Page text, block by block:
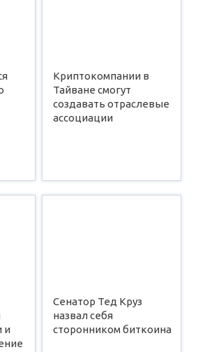
Криптокомпании в
Тайване смогут
создавать отраслевые
ассоциации
и
Сенатор Тед Круз
назвал себя
сторонником биткоина